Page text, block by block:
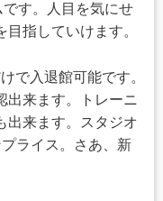
す。人目を気にせ
指していけます。
で入退館可能です。
出来ます。トレーニ
出来ます。スタジオ
ライス。さあ、新